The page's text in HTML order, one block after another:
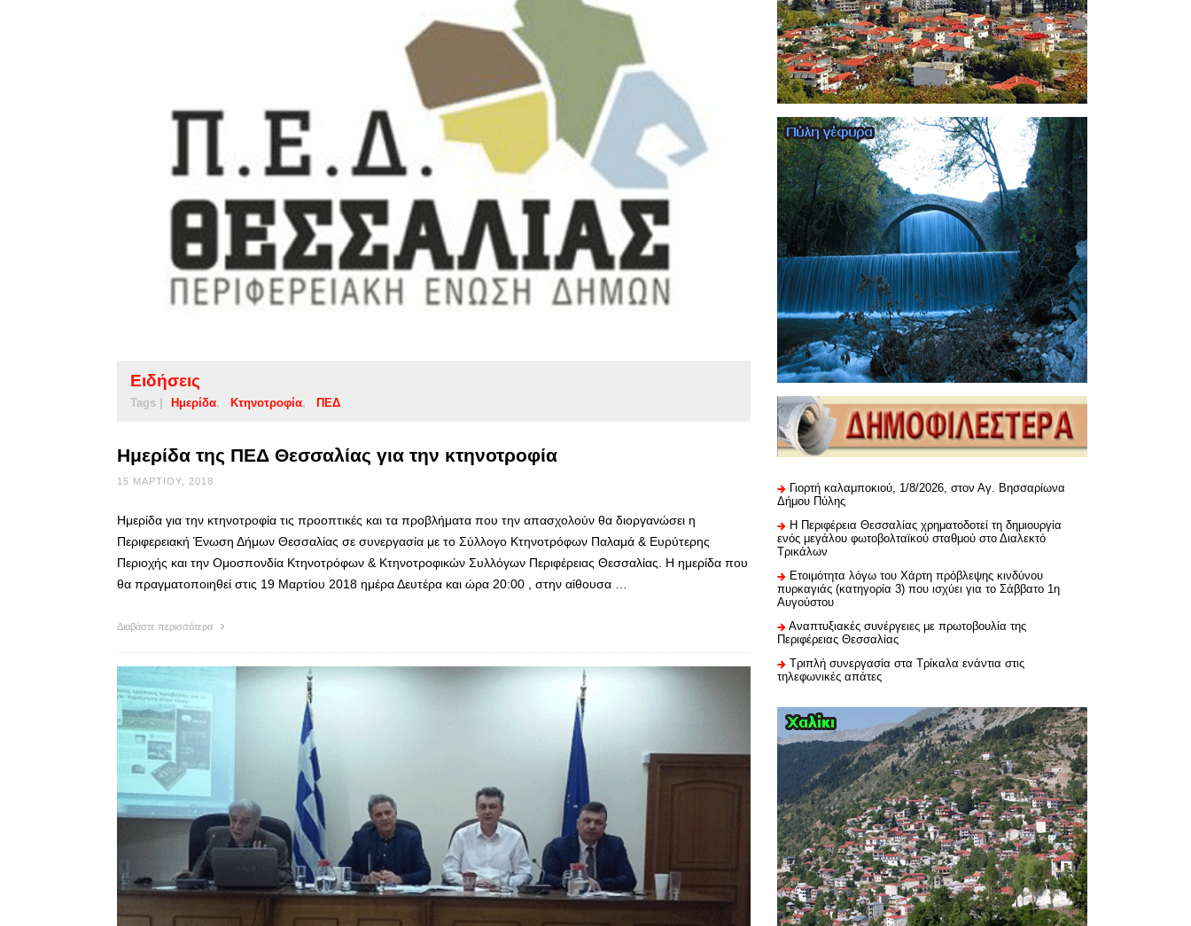
Ειδήσεις
Tags | Ημερίδα Κτηνοτροφία ΠΕΔ
Ημερίδα της ΠΕΔ Θεσσαλίας για την κτηνοτροφία
15 ΜΑΡΤΊΟΥ, 2018
Ημερίδα για την κτηνοτροφία τις προοπτικές και τα προβλήματα που την απασχολούν θα διοργανώσει η
Περιφερειακή Ένωση Δήμων Θεσσαλίας σε συνεργασία με το Σύλλογο Κτηνοτρόφων Παλαμά & Ευρύτερης
Περιοχής και την Ομοσπονδία Κτηνοτρόφων & Κτηνοτροφικών Συλλόγων Περιφέρειας Θεσσαλίας. Η ημερίδα που
θα πραγματοποιηθεί στις 19 Μαρτίου 2018 ημέρα Δευτέρα και ώρα 20:00 , στην αίθουσα …
Διαβάστε περισσότερα
Γιορτή καλαμποκιού, 1/8/2026, στον Αγ. Βησσαρίωνα
Δήμου Πύλης
H Περιφέρεια Θεσσαλίας χρηματοδοτεί τη δημιουργία
ενός μεγάλου φωτοβολταϊκού σταθμού στο Διαλεκτό
Τρικάλων
Ετοιμότητα λόγω του Χάρτη πρόβλεψης κινδύνου
πυρκαγιάς (κατηγορία 3) που ισχύει για το Σάββατο 1η
Αυγούστου
Αναπτυξιακές συνέργειες με πρωτοβουλία της
Περιφέρειας Θεσσαλίας
Τριπλή συνεργασία στα Τρίκαλα ενάντια στις
τηλεφωνικές απάτες